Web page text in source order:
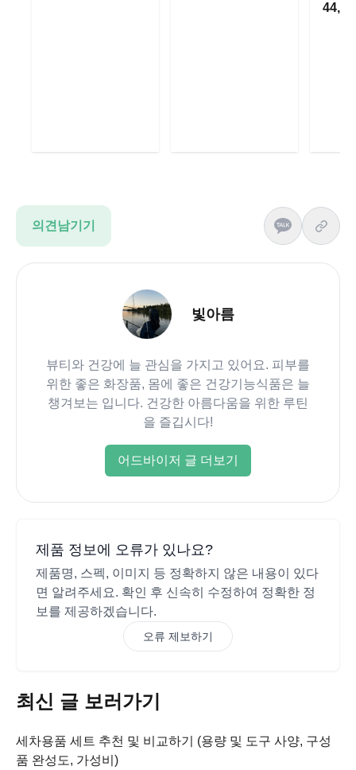
의견남기기
빛아름
뷰티와 건강에 늘 관심을 가지고 있어요. 피부를
위한 좋은 화장품, 몸에 좋은 건강기능식품은 늘
챙겨보는 입니다. 건강한 아름다움을 위한 루틴
을 즐깁시다!
어드바이저 글 더보기
제품 정보에 오류가 있나요?
제품명, 스펙, 이미지 등 정확하지 않은 내용이 있다
면 알려주세요. 확인 후 신속히 수정하여 정확한 정
보를 제공하겠습니다.
오류 제보하기
최신 글 보러가기
세차용품 세트 추천 및 비교하기 (용량 및 도구 사양, 구성
품 완성도, 가성비)